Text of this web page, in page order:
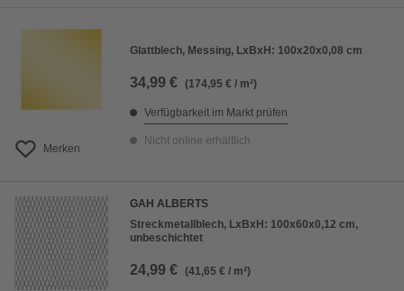
Merken
Glattblech, Messing, LxBxH: 100x20x0,08 cm
34,99 € (174,95 € / m²)
Verfügbarkeit im Markt prüfen
Nicht online erhältlich
GAH ALBERTS
Streckmetallblech, LxBxH: 100x60x0,12 cm,
unbeschichtet
24,99 € (41,65 € / m²)